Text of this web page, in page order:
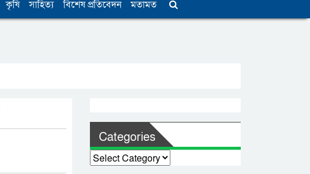
কৃষি সাহিত্য বিশেষ প্রতিবেদন মতামত
Categories
Categories